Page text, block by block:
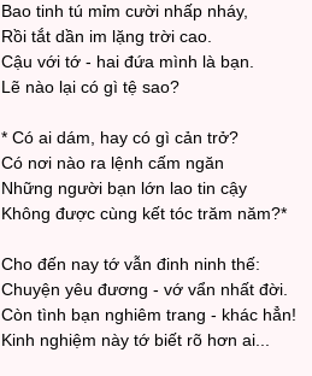
Bao tinh tú mỉm cười nhấp nháy,
Rồi tắt dần im lặng trời cao.
Cậu với tớ - hai đứa mình là bạn.
Lẽ nào lại có gì tệ sao?
* Có ai dám, hay có gì cản trở?
Có nơi nào ra lệnh cấm ngăn
Những người bạn lớn lao tin cậy
Không được cùng kết tóc trăm năm?*
Cho đến nay tớ vẫn đinh ninh thế:
Chuyện yêu đương - vớ vẩn nhất đời.
Còn tình bạn nghiêm trang - khác hẳn!
Kinh nghiệm này tớ biết rõ hơn ai...